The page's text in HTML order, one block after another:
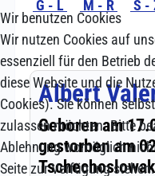
Wir benutzen Cookies
Wir nutzen Cookies auf
essenziell für den Betrieb
diese Website und die
Cookies). Sie können
zulassen möchten. Bitte
Ablehnung womöglich
Seite zur Verfügung stehen.